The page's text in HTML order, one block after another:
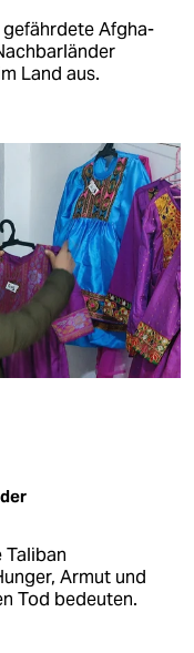
gefährdete Af­gha­
Land aus.
Taliban
Armut und
Tod bedeuten.